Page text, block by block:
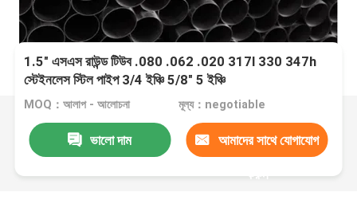
1.5" এসএস রাউন্ড টিউব .080 .062 .020 317l 330 347h
স্টেইনলেস স্টিল পাইপ 3/4 ইঞ্চি 5/8" 5 ইঞ্চি
MOQ：আলাপ - আলোচনা মূল্য：negotiable
ভালো দাম আমাদের সাথে যোগাযোগ
করুন